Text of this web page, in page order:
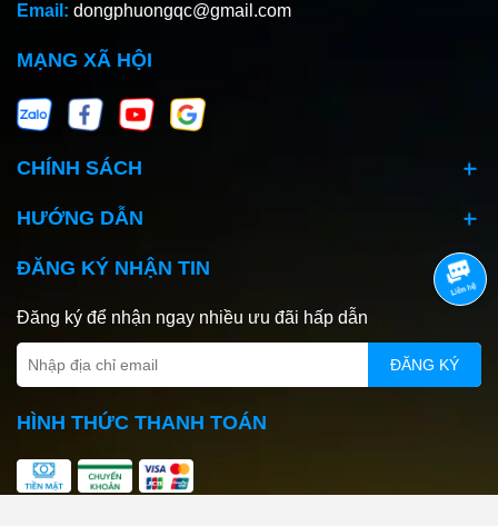
Email: dongphuongqc@gmail.com
MẠNG XÃ HỘI
CHÍNH SÁCH
HƯỚNG DẪN
ĐĂNG KÝ NHẬN TIN
Đăng ký để nhận ngay nhiều ưu đãi hấp dẫn
ĐĂNG KÝ
HÌNH THỨC THANH TOÁN